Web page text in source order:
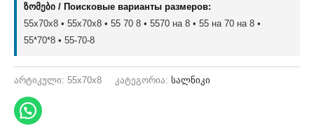
ზომები / Поисковые варианты размеров:
55x70x8 • 55х70х8 • 55 70 8 • 5570 на 8 • 55 на 70 на 8 •
55*70*8 • 55-70-8
არტიკული: 55x70x8 კატეგორია: სალნიკი